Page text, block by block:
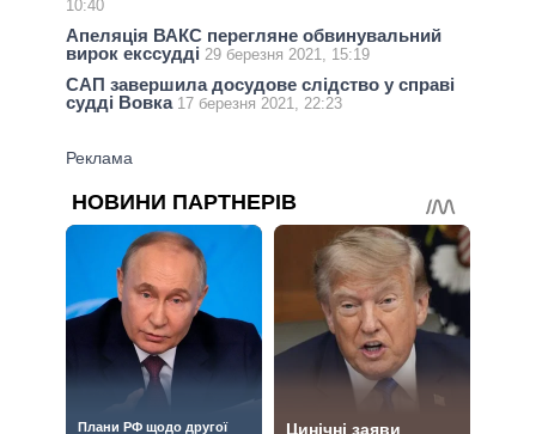
10:40
Апеляція ВАКС перегляне обвинувальний
вирок екссудді 29 березня 2021, 15:19
САП завершила досудове слідство у справі
судді Вовка 17 березня 2021, 22:23